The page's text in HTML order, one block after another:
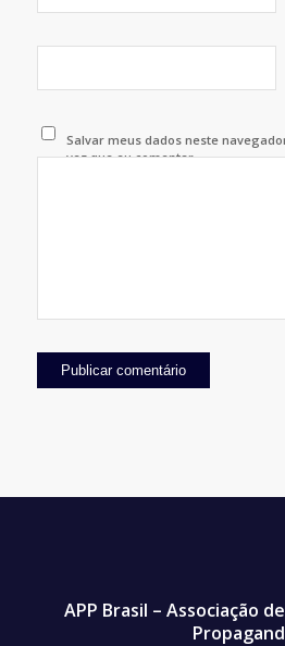
Salvar meus dados neste
vez que eu comentar.
APP Brasil – Associação